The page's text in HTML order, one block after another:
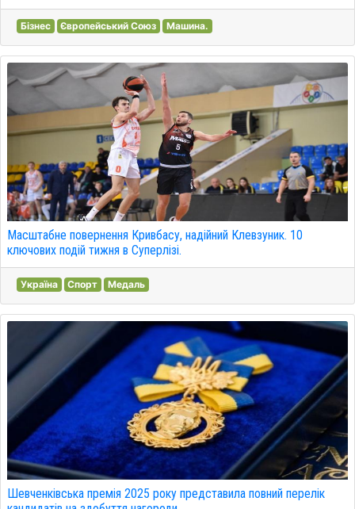
Бізнес Європейський Союз Машина.
Масштабне повернення Кривбасу, надійний Клевзуник. 10
ключових подій тижня в Суперлізі.
Україна Спорт Медаль
Шевченківська премія 2025 року представила повний перелік